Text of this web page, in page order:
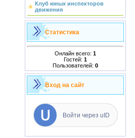
Клуб юных инспекторов
движения
Статистика
Онлайн всего: 1
Гостей: 1
Пользователей: 0
Вход на сайт
Войти через uID